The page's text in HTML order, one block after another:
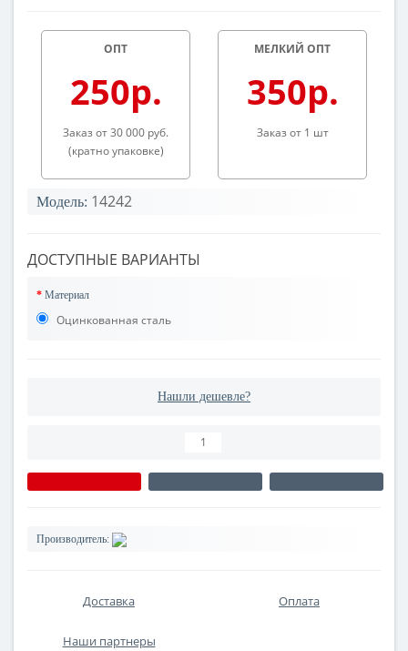
ОПТ
250р.
Заказ от 30 000 руб.
(кратно упаковке)
МЕЛКИЙ ОПТ
350р.
Заказ от 1 шт
Модель: 14242
ДОСТУПНЫЕ ВАРИАНТЫ
Материал
Оцинкованная сталь
Нашли дешевле?
Производитель:
Доставка Оплата
Наши партнеры